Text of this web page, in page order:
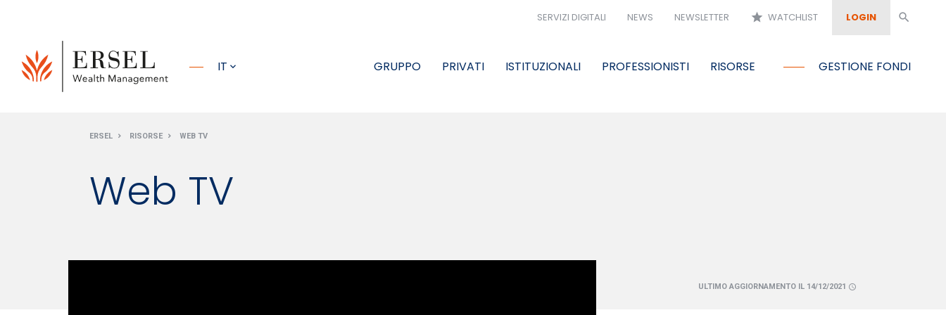
SERVIZI DIGITALI NEWS NEWSLETTER star WATCHLIST LOGIN search
IT GRUPPO PRIVATI ISTITUZIONALI PROFESSIONISTI RISORSE GESTIONE FONDI
ERSEL RISORSE WEB TV
Web TV
ULTIMO AGGIORNAMENTO IL 14/12/2021 schedule